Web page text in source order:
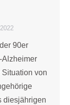
90er
Alzheimer
von
diesjährigen